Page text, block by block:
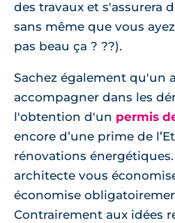
des travaux et s'assurera
sans même que vous
pas beau ça ? ??).
Sachez également qu'un
accompagner dans les
l'obtention d'un permis
encore d’une prime de
rénovations
architecte vous
économise
Contrairement aux idées